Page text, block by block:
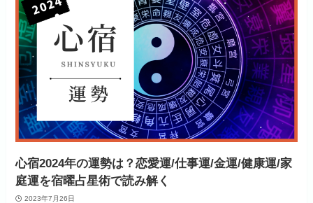
心宿2024年の運勢は？恋愛運/仕事運/金運/健康運/家
庭運を宿曜占星術で読み解く
2023年7月26日